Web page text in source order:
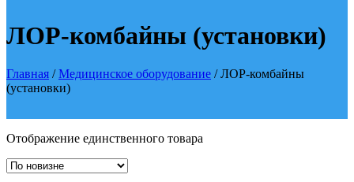
ЛОР-комбайны (установки)
Главная /Медицинское оборудование / ЛОР-комбайны
(установки)
Отображение единственного товара